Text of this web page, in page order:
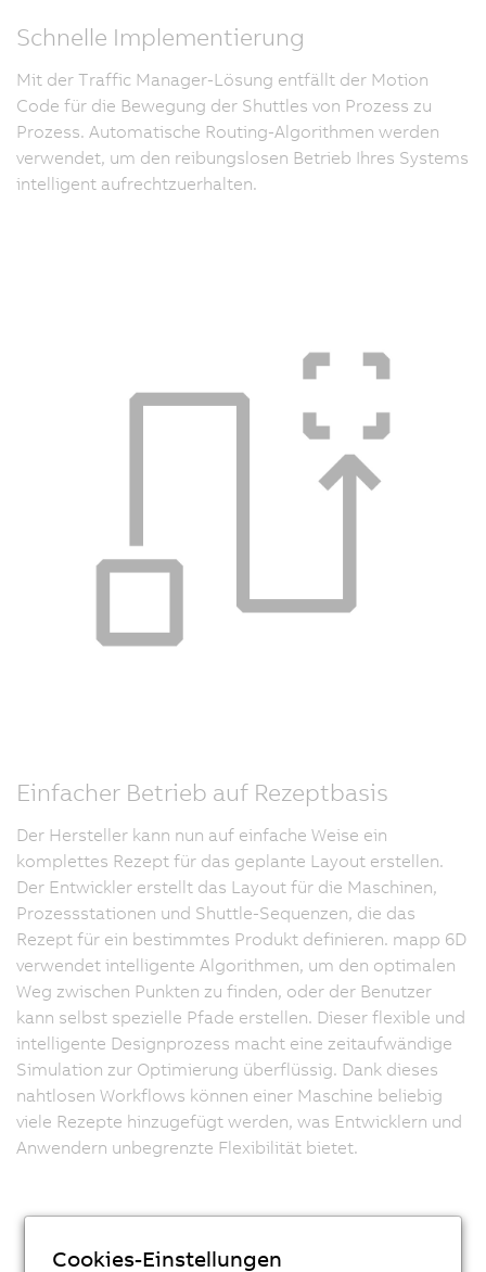
Schnelle Implementierung
Mit der Traffic Manager-Lösung entfällt der Motion
Code für die Bewegung der Shuttles von Prozess zu
Prozess. Automatische Routing-Algorithmen werden
verwendet, um den reibungslosen Betrieb Ihres Systems
intelligent aufrechtzuerhalten.
Einfacher Betrieb auf Rezeptbasis
Der Hersteller kann nun auf einfache Weise ein
komplettes Rezept für das geplante Layout erstellen.
Der Entwickler erstellt das Layout für die Maschinen,
Prozessstationen und Shuttle-Sequenzen, die das
Rezept für ein bestimmtes Produkt definieren. mapp 6D
verwendet intelligente Algorithmen, um den optimalen
Weg zwischen Punkten zu finden, oder der Benutzer
kann selbst spezielle Pfade erstellen. Dieser flexible und
intelligente Designprozess macht eine zeitaufwändige
Simulation zur Optimierung überflüssig. Dank dieses
nahtlosen Workflows können einer Maschine beliebig
viele Rezepte hinzugefügt werden, was Entwicklern und
Anwendern unbegrenzte Flexibilität bietet.
Cookies-Einstellungen